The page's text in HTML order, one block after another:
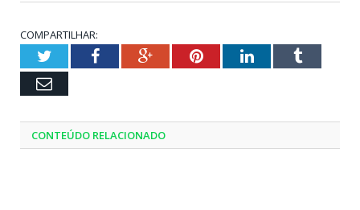
COMPARTILHAR:
TwitterFacebookGoogle+PinterestLinkedInTumblr
Email
CONTEÚDO RELACIONADO